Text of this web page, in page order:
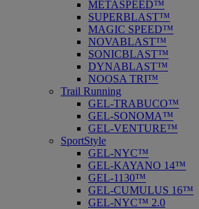
METASPEED™
SUPERBLAST™
MAGIC SPEED™
NOVABLAST™
SONICBLAST™
DYNABLAST™
NOOSA TRI™
Trail Running
GEL-TRABUCO™
GEL-SONOMA™
GEL-VENTURE™
SportStyle
GEL-NYC™
GEL-KAYANO 14™
GEL-1130™
GEL-CUMULUS 16™
GEL-NYC™ 2.0